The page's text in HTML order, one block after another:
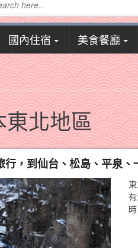
國內住宿 美食餐廳
北地區
行，到仙台、松島、平泉、